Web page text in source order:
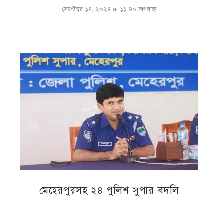
সেপ্টেম্বর ১৪, ২০২৪ at ১১:৪০ অপরাহ্ণ
মেহেরপুরসহ ২৪ পুলিশ সুপার বদলি